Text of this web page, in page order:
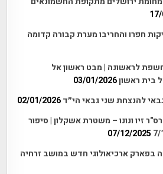
חפרו והחריבו מערת קבורה קדומה
לראשונה | מבט ראשון אל
בית ראשון03/01/2026
להנצחת שני גבאי הי״ד 02/01/2026
זיו ונונו – משטרת אשקלון | סיפור
07/12/2025
בפארק ארכיאולוגי חדש במושב זרחיה